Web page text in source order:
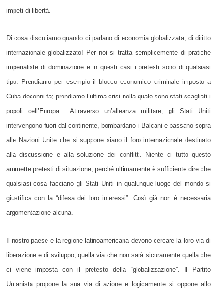
impeti di libertà.
Di cosa discutiamo quando ci parlano di economia globalizzata, di diritto
internazionale globalizzato! Per noi si tratta semplicemente di pratiche
imperialiste di dominazione e in questi casi i pretesti sono di qualsiasi
tipo. Prendiamo per esempio il blocco economico criminale imposto a
Cuba decenni fa; prendiamo l’ultima crisi nella quale sono stati scagliati i
popoli dell’Europa… Attraverso un’alleanza militare, gli Stati Uniti
intervengono fuori dal continente, bombardano i Balcani e passano sopra
alle Nazioni Unite che si suppone siano il foro internazionale destinato
alla discussione e alla soluzione dei conflitti. Niente di tutto questo
ammette pretesti di situazione, perché ultimamente è sufficiente dire che
qualsiasi cosa facciano gli Stati Uniti in qualunque luogo del mondo si
giustifica con la “difesa dei loro interessi”. Così già non è necessaria
argomentazione alcuna.
Il nostro paese e la regione latinoamericana devono cercare la loro via di
liberazione e di sviluppo, quella via che non sarà sicuramente quella che
ci viene imposta con il pretesto della “globalizzazione”. Il Partito
Umanista propone la sua via di azione e logicamente si oppone allo